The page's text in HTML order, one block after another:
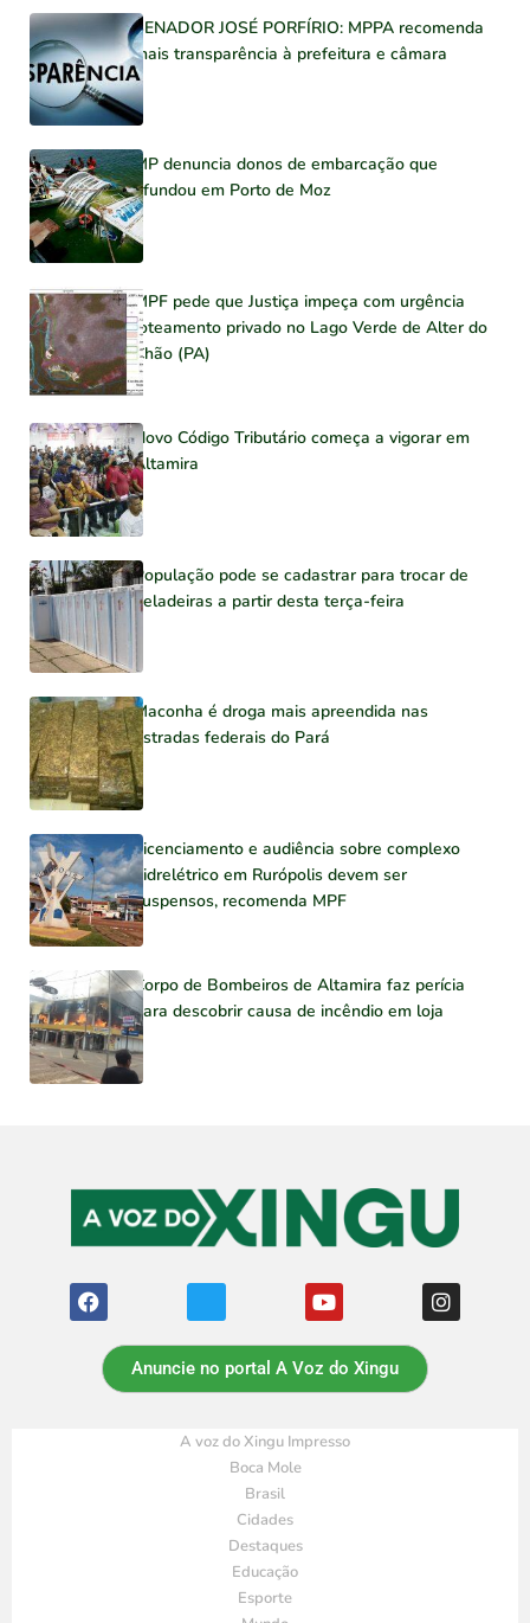
SENADOR JOSÉ PORFÍRIO: MPPA recomenda
mais transparência à prefeitura e câmara
MP denuncia donos de embarcação que
afundou em Porto de Moz
MPF pede que Justiça impeça com urgência
loteamento privado no Lago Verde de Alter do
Chão (PA)
Novo Código Tributário começa a vigorar em
Altamira
População pode se cadastrar para trocar de
geladeiras a partir desta terça-feira
Maconha é droga mais apreendida nas
estradas federais do Pará
Licenciamento e audiência sobre complexo
hidrelétrico em Rurópolis devem ser
suspensos, recomenda MPF
Corpo de Bombeiros de Altamira faz perícia
para descobrir causa de incêndio em loja
Anuncie no portal A Voz do Xingu
A voz do Xingu Impresso
Boca Mole
Brasil
Cidades
Destaques
Educação
Esporte